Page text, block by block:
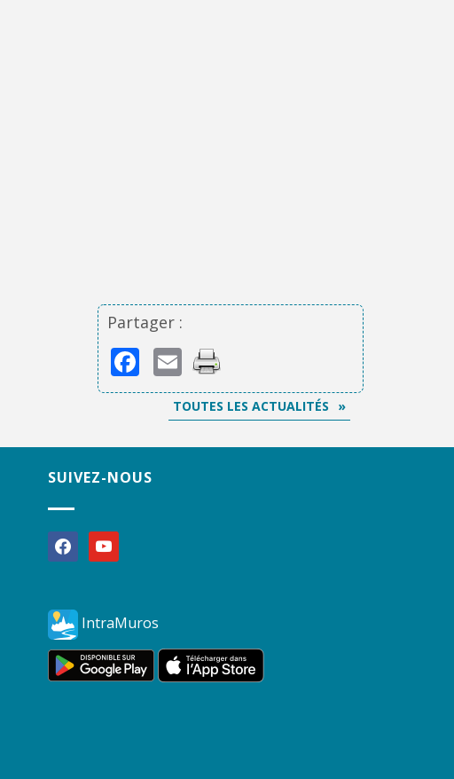
Partager :
Facebook
Email
TOUTES LES ACTUALITÉS
SUIVEZ-NOUS
facebookyoutube
IntraMuros